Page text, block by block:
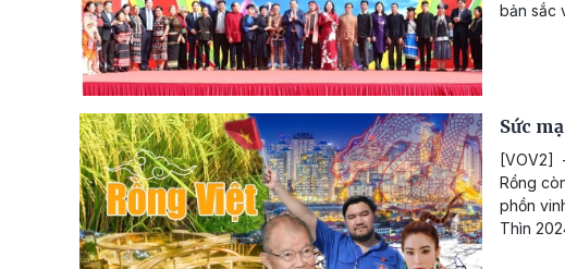
bản sắc
Sức
[VOV2]
Rồng
phồn
Thìn